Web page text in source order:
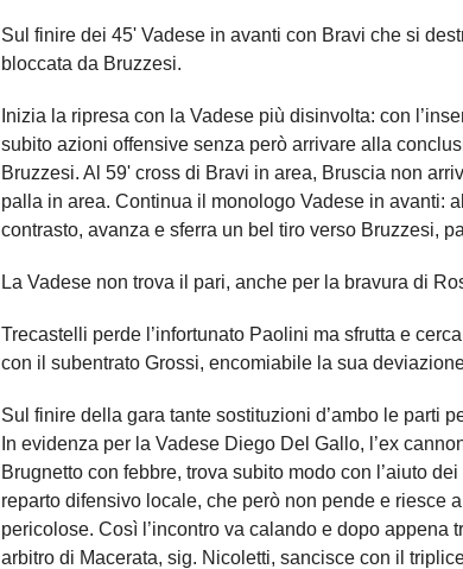
Sul finire dei 45' Vadese in avanti con Bravi che si
bloccata da Bruzzesi.
Inizia la ripresa con la Vadese più disinvolta: con
subito azioni offensive senza però arrivare alla
Bruzzesi. Al 59' cross di Bravi in area, Bruscia non
palla in area. Continua il monologo Vadese in avanti:
contrasto, avanza e sferra un bel tiro verso Bruzzesi,
La Vadese non trova il pari, anche per la bravura di
Trecastelli perde l’infortunato Paolini ma sfrutta e
con il subentrato Grossi, encomiabile la sua
Sul finire della gara tante sostituzioni d’ambo le parti
In evidenza per la Vadese Diego Del Gallo, l’ex
Brugnetto con febbre, trova subito modo con l’aiuto
reparto difensivo locale, che però non pende e riesce
pericolose. Così l’incontro va calando e dopo appena
arbitro di Macerata, sig. Nicoletti, sancisce con il